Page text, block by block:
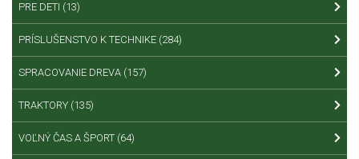
PRE DETI (13)
PRÍSLUŠENSTVO K TECHNIKE (284)
SPRACOVANIE DREVA (157)
TRAKTORY (135)
VOĽNÝ ČAS A ŠPORT (64)